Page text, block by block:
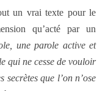
un vrai texte pour le
qu’acté par un
une parole active et
qui ne cesse de vouloir
que l’on n’ose